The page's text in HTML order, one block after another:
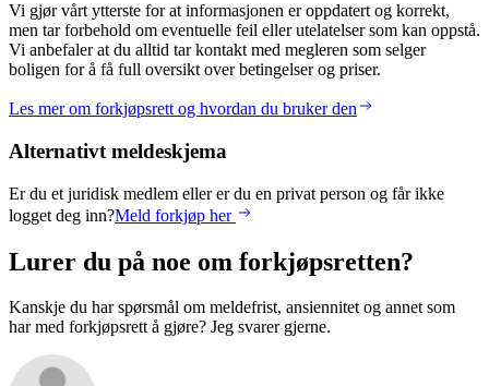
Vi gjør vårt ytterste for at informasjonen er oppdatert og korrekt,
men tar forbehold om eventuelle feil eller utelatelser som kan oppstå.
Vi anbefaler at du alltid tar kontakt med megleren som selger
boligen for å få full oversikt over betingelser og priser.
Les mer om forkjøpsrett og hvordan du bruker den
Alternativt meldeskjema
Er du et juridisk medlem eller er du en privat person og får ikke
logget deg inn?Meld forkjøp her
Lurer du på noe om forkjøpsretten?
Kanskje du har spørsmål om meldefrist, ansiennitet og annet som
har med forkjøpsrett å gjøre? Jeg svarer gjerne.